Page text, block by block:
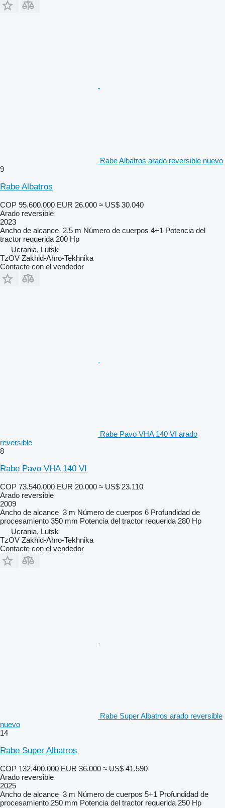
Rabe Albatros arado reversible nuevo
9
Rabe Albatros
COP 95.600.000 EUR 26.000 ≈ US$ 30.040
Arado reversible
2023
Ancho de alcance 2,5 m Número de cuerpos 4+1 Potencia del
tractor requerida 200 Hp
Ucrania, Lutsk
TzOV Zakhid-Ahro-Tekhnika
Contacte con el vendedor
Rabe Pavo VHA 140 VI arado
reversible
8
Rabe Pavo VHA 140 VI
COP 73.540.000 EUR 20.000 ≈ US$ 23.110
Arado reversible
2009
Ancho de alcance 3 m Número de cuerpos 6 Profundidad de
procesamiento 350 mm Potencia del tractor requerida 280 Hp
Ucrania, Lutsk
TzOV Zakhid-Ahro-Tekhnika
Contacte con el vendedor
Rabe Super Albatros arado reversible
nuevo
14
Rabe Super Albatros
COP 132.400.000 EUR 36.000 ≈ US$ 41.590
Arado reversible
2025
Ancho de alcance 3 m Número de cuerpos 5+1 Profundidad de
procesamiento 250 mm Potencia del tractor requerida 250 Hp